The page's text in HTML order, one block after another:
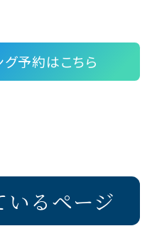
予約はこちら
いるページ